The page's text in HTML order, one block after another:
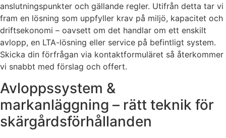
anslutningspunkter och gällande regler. Utifrån detta tar vi
fram en lösning som uppfyller krav på miljö, kapacitet och
driftsekonomi – oavsett om det handlar om ett enskilt
avlopp, en LTA-lösning eller service på befintligt system.
Skicka din förfrågan via kontaktformuläret så återkommer
vi snabbt med förslag och offert.
Avloppssystem &
markanläggning – rätt teknik för
skärgårdsförhållanden